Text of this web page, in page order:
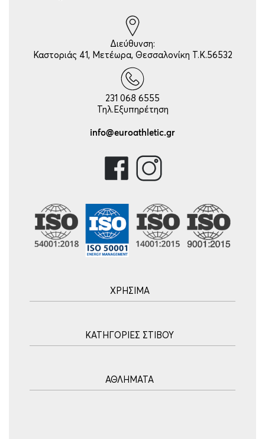
Διεύθυνση:
Καστοριάς 41, Μετέωρα, Θεσσαλονίκη Τ.Κ.56532
231 068 6555
Τηλ.Εξυπηρέτηση
info@euroathletic.gr
ΧΡΗΣΙΜΑ
Blog
Τρόποι Πληρωμής
ΚΑΤΗΓΟΡΙΕΣ ΣΤΙΒΟΥ
Σφυροβολία
ΑΘΛΗΜΑΤΑ